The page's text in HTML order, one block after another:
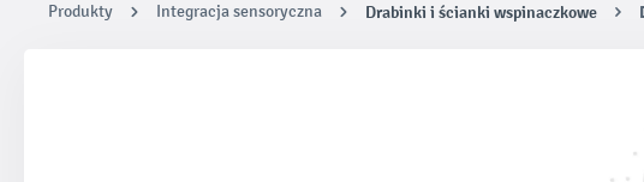
Produkty Integracja sensoryczna Drabinki i ścianki wspinaczkowe